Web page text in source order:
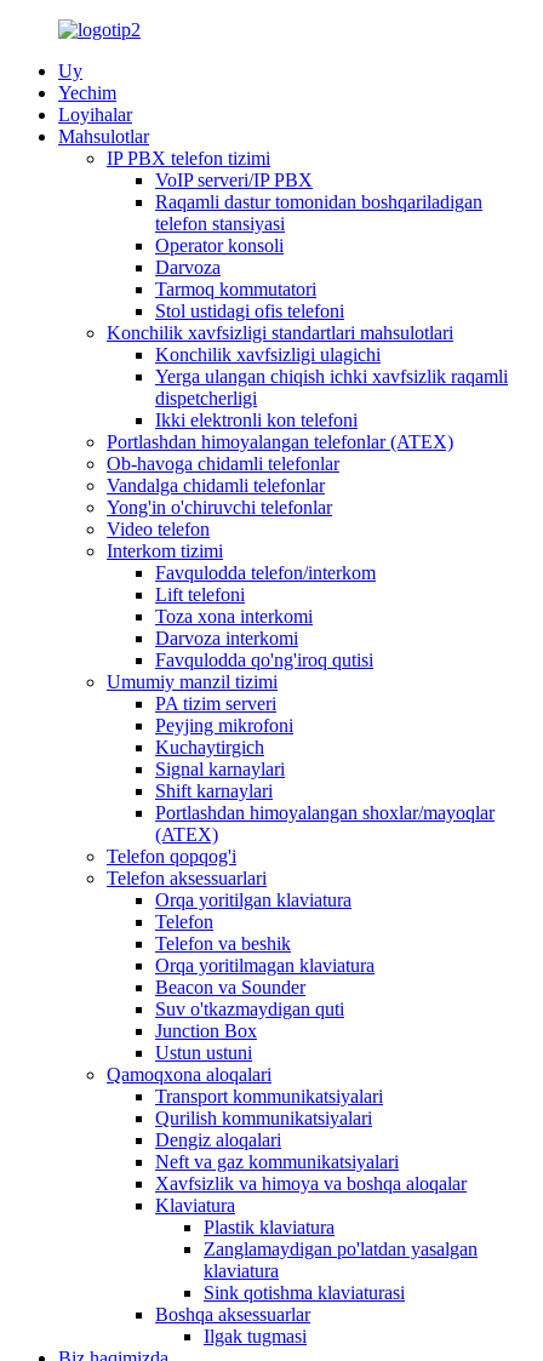
Uy
Yechim
Loyihalar
Mahsulotlar
IP PBX telefon tizimi
VoIP serveri/IP PBX
Raqamli dastur tomonidan boshqariladigan
telefon stansiyasi
Operator konsoli
Darvoza
Tarmoq kommutatori
Stol ustidagi ofis telefoni
Konchilik xavfsizligi standartlari mahsulotlari
Konchilik xavfsizligi ulagichi
Yerga ulangan chiqish ichki xavfsizlik raqamli
dispetcherligi
Ikki elektronli kon telefoni
Portlashdan himoyalangan telefonlar (ATEX)
Ob-havoga chidamli telefonlar
Vandalga chidamli telefonlar
Yong'in o'chiruvchi telefonlar
Video telefon
Interkom tizimi
Favqulodda telefon/interkom
Lift telefoni
Toza xona interkomi
Darvoza interkomi
Favqulodda qo'ng'iroq qutisi
Umumiy manzil tizimi
PA tizim serveri
Peyjing mikrofoni
Kuchaytirgich
Signal karnaylari
Shift karnaylari
Portlashdan himoyalangan shoxlar/mayoqlar
(ATEX)
Telefon qopqog'i
Telefon aksessuarlari
Orqa yoritilgan klaviatura
Telefon
Telefon va beshik
Orqa yoritilmagan klaviatura
Beacon va Sounder
Suv o'tkazmaydigan quti
Junction Box
Ustun ustuni
Qamoqxona aloqalari
Transport kommunikatsiyalari
Qurilish kommunikatsiyalari
Dengiz aloqalari
Neft va gaz kommunikatsiyalari
Xavfsizlik va himoya va boshqa aloqalar
Klaviatura
Plastik klaviatura
Zanglamaydigan po'latdan yasalgan
klaviatura
Sink qotishma klaviaturasi
Boshqa aksessuarlar
Ilgak tugmasi